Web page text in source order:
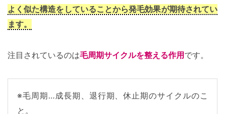
よく似た構造をしていることから発毛効果が期待されてい
ます。
注目されているのは毛周期サイクルを整える作用 です。
※毛周期…成長期、退行期、休止期のサイクルのこ
と。